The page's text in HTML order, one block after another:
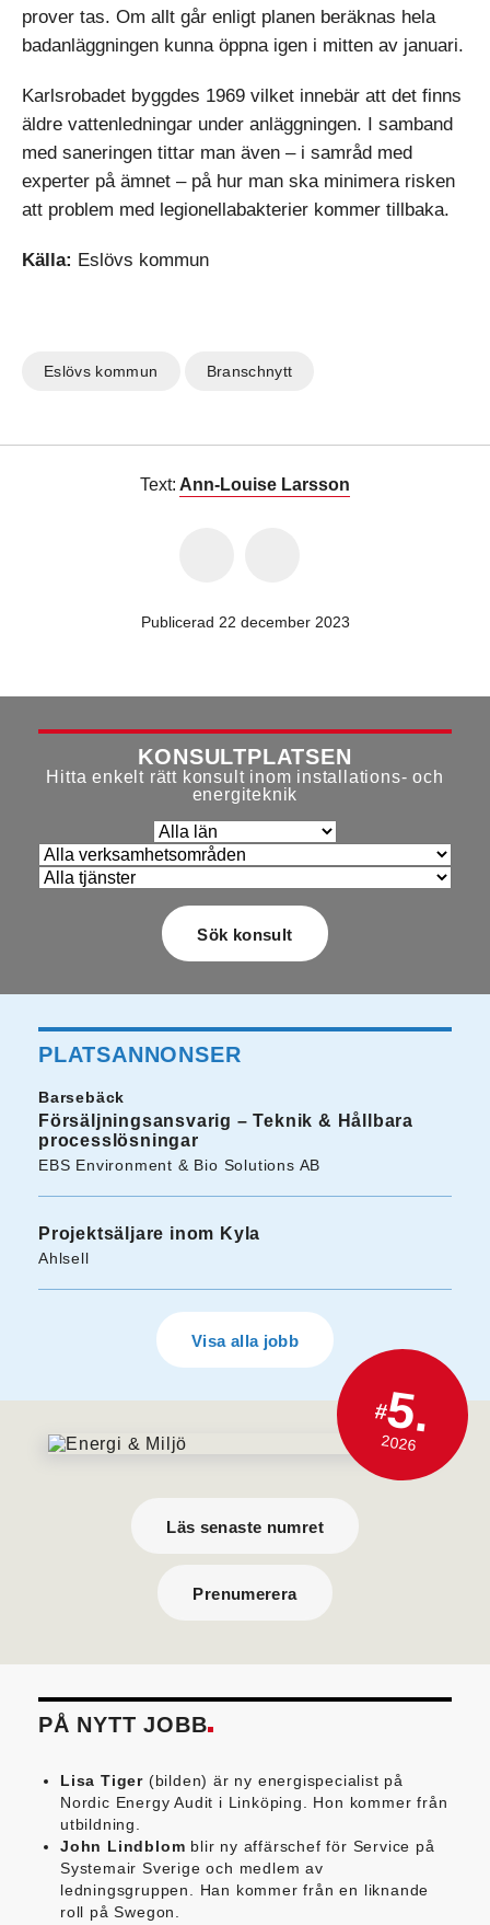
prover tas. Om allt går enligt planen beräknas hela
badanläggningen kunna öppna igen i mitten av januari.
Karlsrobadet byggdes 1969 vilket innebär att det finns
äldre vattenledningar under anläggningen. I samband
med saneringen tittar man även – i samråd med
experter på ämnet – på hur man ska minimera risken
att problem med legionellabakterier kommer tillbaka.
Källa: Eslövs kommun
Eslövs kommun Branschnytt
Text: Ann-Louise Larsson
Publicerad 22 december 2023
KONSULTPLATSEN
Hitta enkelt rätt konsult inom installations- och
energiteknik
PLATSANNONSER
Barsebäck
Försäljningsansvarig – Teknik & Hållbara
processlösningar
EBS Environment & Bio Solutions AB
Projektsäljare inom Kyla
Ahlsell
Visa alla jobb
#5.
2026
Läs senaste numret
Prenumerera
PÅ NYTT JOBB
Lisa Tiger (bilden) är ny energispecialist på
Nordic Energy Audit i Linköping. Hon kommer från
utbildning.
John Lindblom blir ny affärschef för Service på
Systemair Sverige och medlem av
ledningsgruppen. Han kommer från en liknande
roll på Swegon.